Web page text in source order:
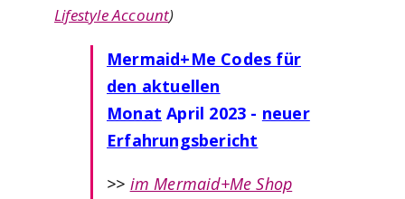
Lifestyle Account)
Mermaid+Me Codes für
den aktuellen
Monat April 2023 - neuer
Erfahrungsbericht
>> im Mermaid+Me Shop